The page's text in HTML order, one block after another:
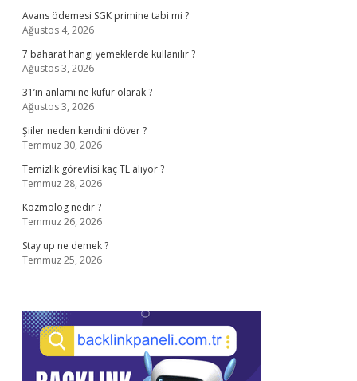
Avans ödemesi SGK primine tabi mi ?
Ağustos 4, 2026
7 baharat hangi yemeklerde kullanılır ?
Ağustos 3, 2026
31’in anlamı ne küfür olarak ?
Ağustos 3, 2026
Şiiler neden kendini döver ?
Temmuz 30, 2026
Temizlik görevlisi kaç TL alıyor ?
Temmuz 28, 2026
Kozmolog nedir ?
Temmuz 26, 2026
Stay up ne demek ?
Temmuz 25, 2026